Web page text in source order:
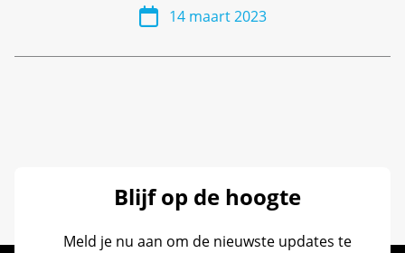
14 maart 2023
Blijf op de hoogte
Meld je nu aan om de nieuwste updates te